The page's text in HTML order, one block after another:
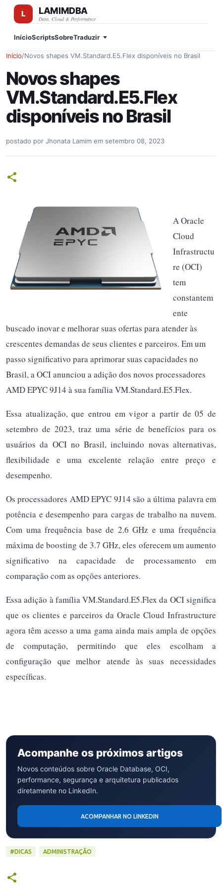
Pular para o conteúdo principal
LAMIMDBA
Data, Cloud & Performance
InícioScriptsSobreTraduzir
Início/Novos shapes VM.Standard.E5.Flex disponíveis no Brasil
Novos shapes
VM.Standard.E5.Flex
disponíveis no Brasil
postado por Jhonata Lamim em setembro 08, 2023
A Oracle
Cloud
Infrastructu
re (OCI)
tem
constantem
ente
buscado inovar e melhorar suas ofertas para atender às
crescentes demandas de seus clientes e parceiros. Em um
passo significativo para aprimorar suas capacidades no
Brasil, a OCI anunciou a adição dos novos processadores
AMD EPYC 9J14 à sua família VM.Standard.E5.Flex.
Essa atualização, que entrou em vigor a partir de 05 de
setembro de 2023, traz uma série de benefícios para os
usuários da OCI no Brasil, incluindo novas alternativas,
flexibilidade e uma excelente relação entre preço e
desempenho.
Os processadores AMD EPYC 9J14 são a última palavra em
potência e desempenho para cargas de trabalho na nuvem.
Com uma frequência base de 2.6 GHz e uma frequência
máxima de boosting de 3.7 GHz, eles oferecem um aumento
significativo na capacidade de processamento em
comparação com as opções anteriores.
Essa adição à família VM.Standard.E5.Flex da OCI significa
que os clientes e parceiros da Oracle Cloud Infrastructure
agora têm acesso a uma gama ainda mais ampla de opções
de computação, permitindo que eles escolham a
configuração que melhor atende às suas necessidades
específicas.
Acompanhe os próximos artigos
Novos conteúdos sobre Oracle Database, OCI,
performance, segurança e arquitetura publicados
diretamente no LinkedIn.
ACOMPANHAR NO LINKEDIN
#DICAS ADMINISTRAÇÃO